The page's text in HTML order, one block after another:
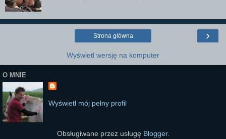
›
Strona główna
Wyświetl wersję na komputer
O MNIE
Wyświetl mój pełny profil
Obsługiwane przez usługę Blogger.